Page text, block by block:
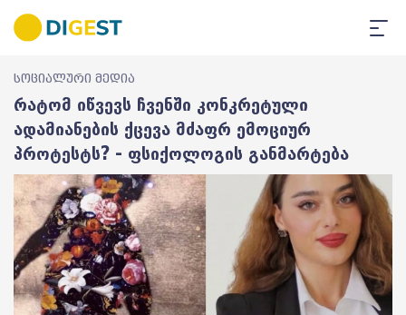
სოციალური მედია
რატომ იწვევს ჩვენში კონკრეტული
ადამიანების ქცევა მძაფრ ემოციურ
პროტესტს? - ფსიქოლოგის განმარტება